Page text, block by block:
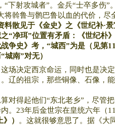
“下射攻城者”。金兵“士卒多伤
将斡鲁与鹘巴鲁以血的代价，
料散见于《金史》之《世纪补·
之“净珥”位置有矛盾：《世纪
争史》考，“城西”为是（见第
城南”对无）
场决定西京命运，同时也是决
辽的祖宗，那些铜像、石像，
对得起他们“东北老乡”，尽管
。23年后金世宗在皇统六年（
）
。这就很够意思了。据《大